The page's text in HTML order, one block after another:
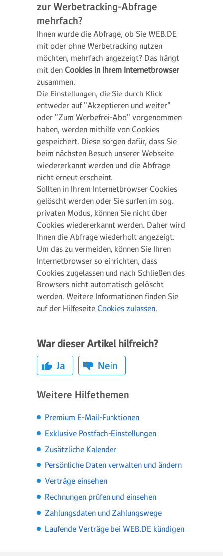
zur Werbetracking-Abfrage
mehrfach?
Ihnen wurde die Abfrage, ob Sie WEB.DE
mit oder ohne Werbetracking nutzen
möchten, mehrfach angezeigt? Das hängt
mit den Cookies in Ihrem Internetbrowser
zusammen.
Die Einstellungen, die Sie durch Klick
entweder auf "Akzeptieren und weiter"
oder "Zum Werbefrei-Abo" vorgenommen
haben, werden mithilfe von Cookies
gespeichert. Diese sorgen dafür, dass Sie
beim nächsten Besuch unserer Webseite
wiedererkannt werden und die Abfrage
nicht erneut erscheint.
Sollten in Ihrem Internetbrowser Cookies
gelöscht werden oder Sie surfen im sog.
privaten Modus, können Sie nicht über
Cookies wiedererkannt werden. Daher wird
Ihnen die Abfrage wiederholt angezeigt.
Um das zu vermeiden, können Sie Ihren
Internetbrowser so einrichten, dass
Cookies zugelassen und nach Schließen des
Browsers nicht automatisch gelöscht
werden. Weitere Informationen finden Sie
auf der Hilfeseite Cookies zulassen.
War dieser Artikel hilfreich?
Ja
Nein
Weitere Hilfethemen
Premium E-Mail-Funktionen
Exklusive Postfach-Einstellungen
Zusätzliche Kalender
Persönliche Daten verwalten und ändern
Verträge einsehen
Rechnungen prüfen und einsehen
Zahlungsdaten und Zahlungswege
Laufende Verträge bei WEB.DE kündigen